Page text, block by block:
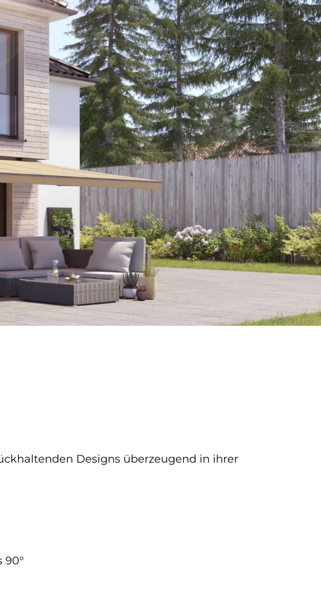
Designs überzeugend in ihrer
90°